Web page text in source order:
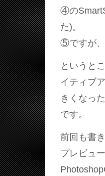
④の
た)。
⑤ですが
というと
イティブ
きくなっ
です。
前回も書
プレビュ